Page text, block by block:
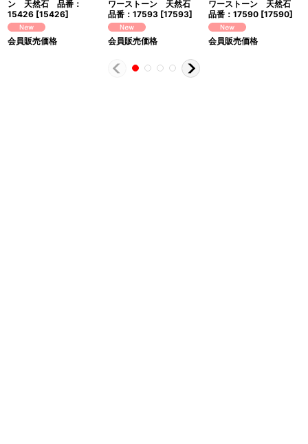
ン 天然石 品番：
15426 [15426]
会員販売価格
ワーストーン 天然石
品番：17593 [17593]
会員販売価格
ワーストーン 天然石
品番：17590 [17590]
会員販売価格